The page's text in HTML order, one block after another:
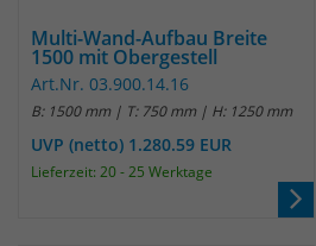
Multi-Wand-Aufbau Breite
1500 mit Obergestell
Art.Nr. 03.900.14.16
B: 1500 mm | T: 750 mm | H: 1250 mm
UVP (netto) 1.280.59 EUR
Lieferzeit: 20 - 25 Werktage